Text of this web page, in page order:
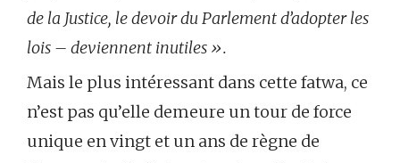
de la Justice, le devoir du Parlement d’adopter les
lois – deviennent inutiles ».
Mais le plus intéressant dans cette fatwa, ce
n’est pas qu’elle demeure un tour de force
unique en vingt et un ans de règne de